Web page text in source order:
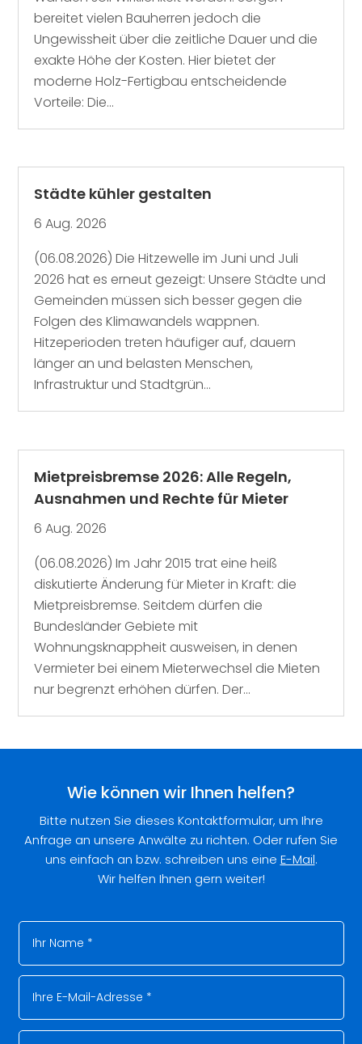
bereitet vielen Bauherren jedoch die
Ungewissheit über die zeitliche Dauer und die
exakte Höhe der Kosten. Hier bietet der
moderne Holz-Fertigbau entscheidende
Vorteile: Die...
Städte kühler gestalten
6 Aug. 2026
(06.08.2026) Die Hitzewelle im Juni und Juli
2026 hat es erneut gezeigt: Unsere Städte und
Gemeinden müssen sich besser gegen die
Folgen des Klimawandels wappnen.
Hitzeperioden treten häufiger auf, dauern
länger an und belasten Menschen,
Infrastruktur und Stadtgrün...
Mietpreisbremse 2026: Alle Regeln,
Ausnahmen und Rechte für Mieter
6 Aug. 2026
(06.08.2026) Im Jahr 2015 trat eine heiß
diskutierte Änderung für Mieter in Kraft: die
Mietpreisbremse. Seitdem dürfen die
Bundesländer Gebiete mit
Wohnungsknappheit ausweisen, in denen
Vermieter bei einem Mieterwechsel die Mieten
nur begrenzt erhöhen dürfen. Der...
Wie können wir Ihnen helfen?
Bitte nutzen Sie dieses Kontaktformular, um Ihre
Anfrage an unsere Anwälte zu richten. Oder rufen Sie
uns einfach an bzw. schreiben uns eine E-Mail.
Wir helfen Ihnen gern weiter!